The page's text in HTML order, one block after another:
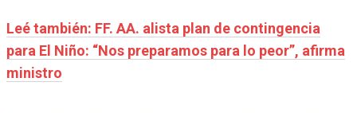
Leé también: FF. AA. alista plan de contingencia
para El Niño: “Nos preparamos para lo peor”, afirma
ministro